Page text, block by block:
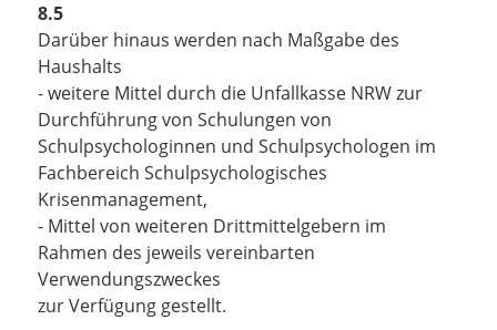
8.5
Darüber hinaus werden nach Maßgabe des
Haushalts
- weitere Mittel durch die Unfallkasse NRW zur
Durchführung von Schulungen von
Schulpsychologinnen und Schulpsychologen im
Fachbereich Schulpsychologisches
Krisenmanagement,
- Mittel von weiteren Drittmittelgebern im
Rahmen des jeweils vereinbarten
Verwendungszweckes
zur Verfügung gestellt.